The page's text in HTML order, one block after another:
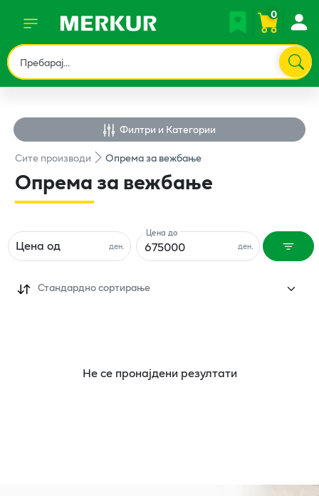
0
Филтри и Категории
Ситепроизводи Опрема за вежбање
Опрема за вежбање
ден.
Цена од ден.
Цена до
Стандардно сортирање
Не се пронајдени резултати